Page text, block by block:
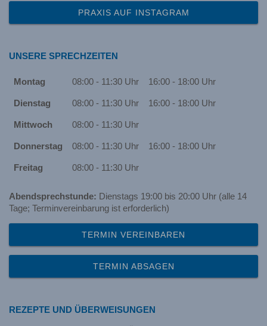
PRAXIS AUF INSTAGRAM
UNSERE SPRECHZEITEN
Montag 08:00 - 11:30 Uhr 16:00 - 18:00 Uhr
Dienstag 08:00 - 11:30 Uhr 16:00 - 18:00 Uhr
Mittwoch 08:00 - 11:30 Uhr
Donnerstag 08:00 - 11:30 Uhr 16:00 - 18:00 Uhr
Freitag 08:00 - 11:30 Uhr
Abendsprechstunde: Dienstags 19:00 bis 20:00 Uhr (alle 14
Tage; Terminvereinbarung ist erforderlich)
TERMIN VEREINBAREN
TERMIN ABSAGEN
REZEPTE UND ÜBERWEISUNGEN